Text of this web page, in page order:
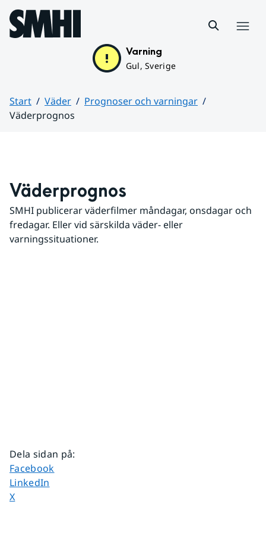
Hoppa till sidans innehåll
Varning
Gul, Sverige
Start Väder
Prognoser och varningar
Väderprognos
Väderprognos
SMHI publicerar väderfilmer måndagar, onsdagar och
fredagar. Eller vid särskilda väder- eller
varningssituationer.
Dela sidan på:
Dela sidan på
Facebook
Dela sidan på
LinkedIn
Dela sidan på
X